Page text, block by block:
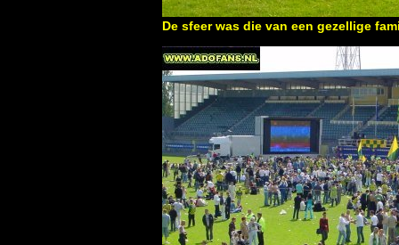
De sfeer was die van een gezellige